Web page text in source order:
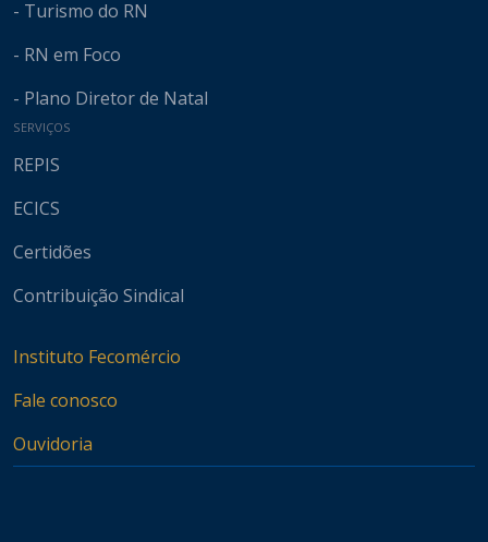
- Turismo do RN
- RN em Foco
- Plano Diretor de Natal
SERVIÇOS
REPIS
ECICS
Certidões
Contribuição Sindical
Instituto Fecomércio
Fale conosco
Ouvidoria